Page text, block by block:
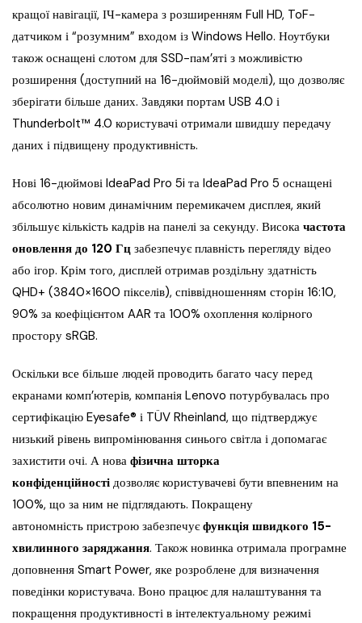
кращої навігації, ІЧ-камера з розширенням Full HD, ToF-
датчиком і “розумним” входом із Windows Hello. Ноутбуки
також оснащені слотом для SSD-пам’яті з можливістю
розширення (доступний на 16-дюймовій моделі), що дозволяє
зберігати більше даних. Завдяки портам USB 4.0 і
Thunderbolt™ 4.0 користувачі отримали швидшу передачу
даних і підвищену продуктивність.
Нові 16-дюймові IdeaPad Pro 5i та IdeaPad Pro 5 оснащені
абсолютно новим динамічним перемикачем дисплея, який
збільшує кількість кадрів на панелі за секунду. Висока частота
оновлення до 120 Гц забезпечує плавність перегляду відео
або ігор. Крім того, дисплей отримав роздільну здатність
QHD+ (3840×1600 пікселів), співвідношенням сторін 16:10,
90% за коефіцієнтом AAR та 100% охоплення колірного
простору sRGB.
Оскільки все більше людей проводить багато часу перед
екранами комп’ютерів, компанія Lenovo потурбувалась про
сертифікацію Eyesafe® і TÜV Rheinland, що підтверджує
низький рівень випромінювання синього світла і допомагає
захистити очі. А нова фізична шторка
конфіденційності дозволяє користувачеві бути впевненим на
100%, що за ним не підглядають. Покращену
автономність пристрою забезпечуєфункція швидкого 15-
хвилинного заряджання. Також новинка отримала програмне
доповнення Smart Power, яке розроблене для визначення
поведінки користувача. Воно працює для налаштування та
покращення продуктивності в інтелектуальному режимі